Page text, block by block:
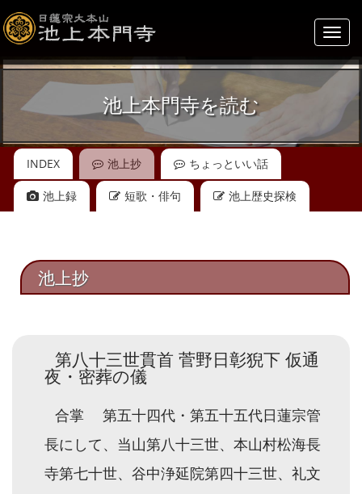
池上本門寺を読む
INDEX 池上抄 ちょっといい話
池上録 短歌・俳句 池上歴史探検
池上抄
第八十三世貫首 菅野日彰猊下 仮通
夜・密葬の儀
合掌 第五十四代・第五十五代日蓮宗管
長にして、当山第八十三世、本山村松海長
寺第七十世、谷中浄延院第四十三世、礼文